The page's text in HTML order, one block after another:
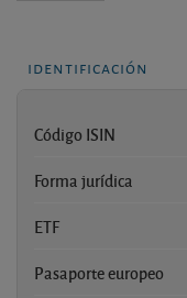
identificación
Código ISIN
Forma jurídica
ETF
Pasaporte europeo